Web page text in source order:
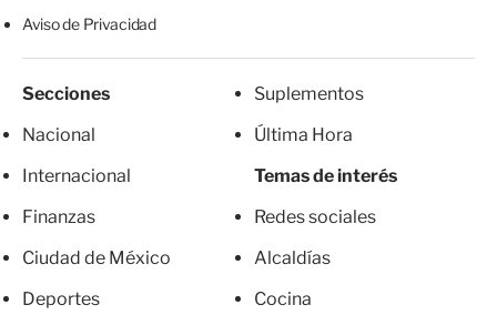
Aviso de Privacidad
Secciones
Nacional
Internacional
Finanzas
Ciudad de México
Deportes
Suplementos
Última Hora
Temas de interés
Redes sociales
Alcaldías
Cocina